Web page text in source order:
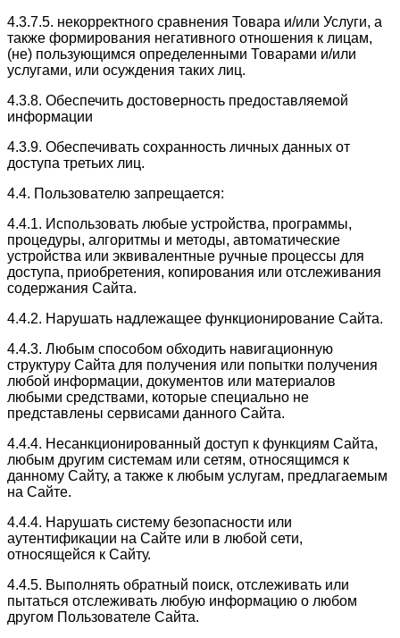
4.3.7.5. некорректного сравнения Товара и/или Услуги, а
также формирования негативного отношения к лицам,
(не) пользующимся определенными Товарами и/или
услугами, или осуждения таких лиц.
4.3.8. Обеспечить достоверность предоставляемой
информации
4.3.9. Обеспечивать сохранность личных данных от
доступа третьих лиц.
4.4. Пользователю запрещается:
4.4.1. Использовать любые устройства, программы,
процедуры, алгоритмы и методы, автоматические
устройства или эквивалентные ручные процессы для
доступа, приобретения, копирования или отслеживания
содержания Сайта.
4.4.2. Нарушать надлежащее функционирование Сайта.
4.4.3. Любым способом обходить навигационную
структуру Сайта для получения или попытки получения
любой информации, документов или материалов
любыми средствами, которые специально не
представлены сервисами данного Сайта.
4.4.4. Несанкционированный доступ к функциям Сайта,
любым другим системам или сетям, относящимся к
данному Сайту, а также к любым услугам, предлагаемым
на Сайте.
4.4.4. Нарушать систему безопасности или
аутентификации на Сайте или в любой сети,
относящейся к Сайту.
4.4.5. Выполнять обратный поиск, отслеживать или
пытаться отслеживать любую информацию о любом
другом Пользователе Сайта.